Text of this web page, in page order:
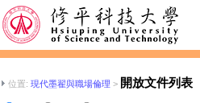
位置: 現代墨翟與職場倫理 > 開放文件列表